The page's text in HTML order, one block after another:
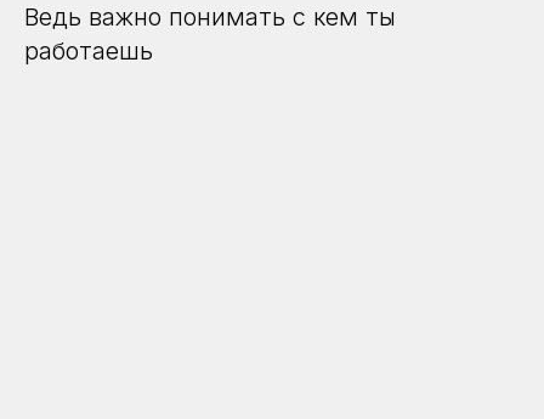
Ведь важно понимать с кем ты
работаешь